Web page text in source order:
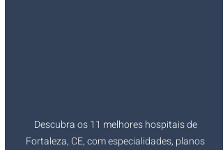
Descubra os 11 melhores hospitais de
Fortaleza, CE, com especialidades, planos